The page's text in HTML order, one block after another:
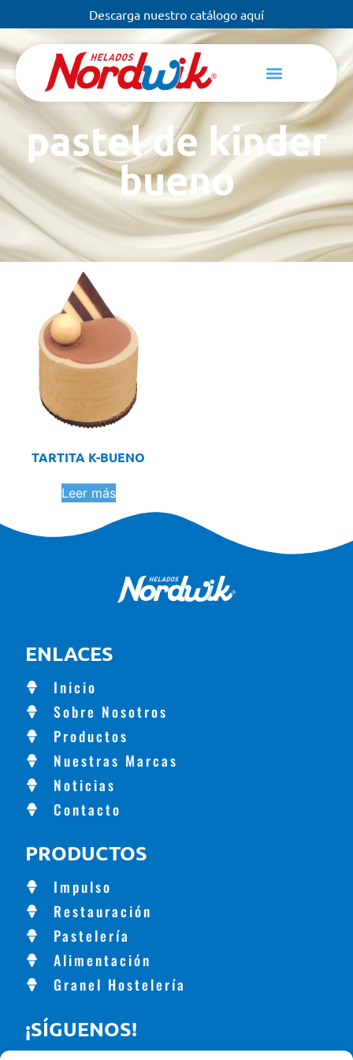
Descarga nuestro catálogo aquí
pastel de kinder
bueno
TARTITA K-BUENO
Leer más
ENLACES
Inicio
Sobre Nosotros
Productos
Nuestras Marcas
Noticias
Contacto
PRODUCTOS
Impulso
Restauración
Pastelería
Alimentación
Granel Hostelería
¡SÍGUENOS!